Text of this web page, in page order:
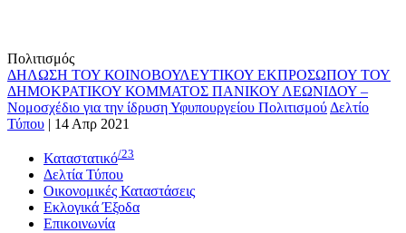
Πολιτισμός
ΔΗΛΩΣΗ ΤΟΥ ΚΟΙΝΟΒΟΥΛΕΥΤΙΚΟΥ ΕΚΠΡΟΣΩΠΟΥ ΤΟΥ
ΔΗΜΟΚΡΑΤΙΚΟΥ ΚΟΜΜΑΤΟΣ ΠΑΝΙΚΟΥ ΛΕΩΝΙΔΟΥ –
Νομοσχέδιο για την ίδρυση Υφυπουργείου Πολιτισμού Δελτίο
Τύπου | 14 Απρ 2021
Καταστατικό/23
Δελτία Τύπου
Οικονομικές Καταστάσεις
Εκλογικά Έξοδα
Επικοινωνία